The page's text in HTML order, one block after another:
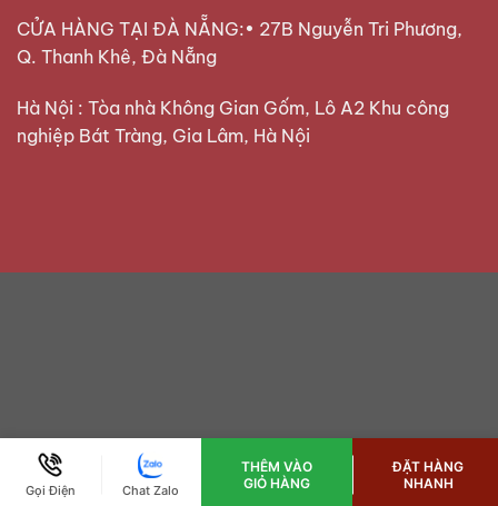
CỬA HÀNG TẠI ĐÀ NẴNG:• 27B Nguyễn Tri Phương,
Q. Thanh Khê, Đà Nẵng
Hà Nội : Tòa nhà Không Gian Gốm, Lô A2 Khu công
nghiệp Bát Tràng, Gia Lâm, Hà Nội
Gọi Điện Chat Zalo
THÊM VÀO
GIỎ HÀNG
ĐẶT HÀNG
NHANH